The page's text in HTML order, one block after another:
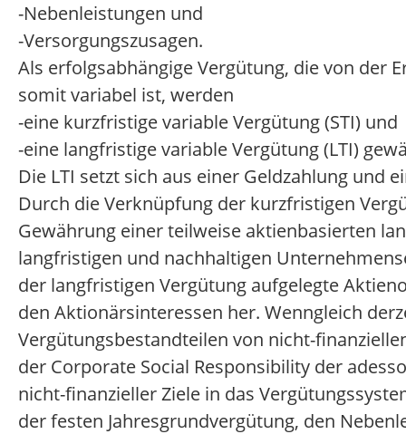
-Nebenleistungen und
-Versorgungszusagen.
Als erfolgsabhängige Vergütung, die von der
somit variabel ist, werden
-eine kurzfristige variable Vergütung (STI) und
-eine langfristige variable Vergütung (LTI)
Die LTI setzt sich aus einer Geldzahlung und
Durch die Verknüpfung der kurzfristigen
Gewährung einer teilweise aktienbasierten
langfristigen und nachhaltigen
der langfristigen Vergütung aufgelegte
den Aktionärsinteressen her. Wenngleich
Vergütungsbestandteilen von nicht-
der Corporate Social Responsibility der
nicht-finanzieller Ziele in das
der festen Jahresgrundvergütung, den